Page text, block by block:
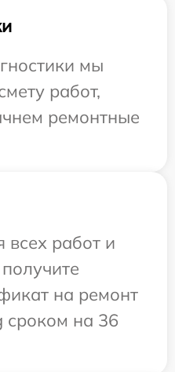
мы
работ,
ремонтные
работ и
на ремонт
сроком на 36